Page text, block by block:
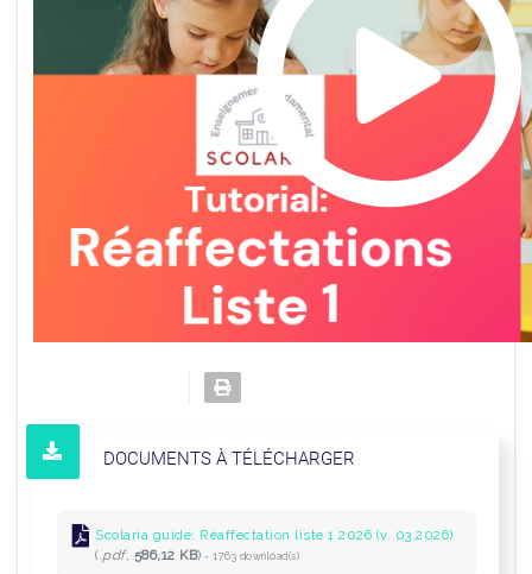
DOCUMENTS À TÉLÉCHARGER
Scolaria guide: Réaffectation liste 1 2026 (v. 03.2026)
( .pdf, 586,12 KB) - 1763 download(s)